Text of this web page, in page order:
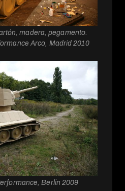
madera, pegamento.
Arco, Madrid 2010
Berlin 2009